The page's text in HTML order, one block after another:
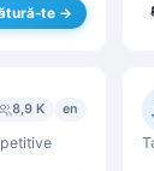
te →
8,9 K en